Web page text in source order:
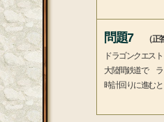
問題7
（
ドラゴンクエス
大陸間鉄道で ラ
時計回りに進む